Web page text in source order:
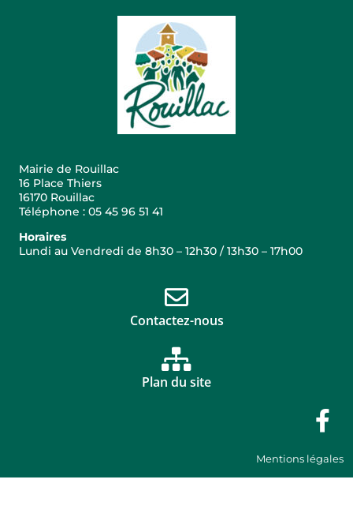
Mairie de Rouillac
16 Place Thiers
16170 Rouillac
Téléphone : 05 45 96 51 41
Horaires
Lundi au Vendredi de 8h30 – 12h30 / 13h30 – 17h00
Contactez-nous
Plan du site
Mentions légales